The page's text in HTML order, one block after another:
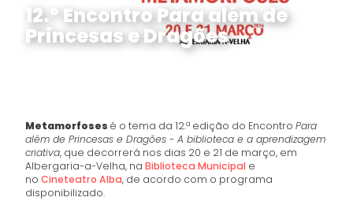
12.º Encontro Para além de
Princesas e Dragões
Metamorfoses é o tema da 12.ª edição do EncontroPara
além de Princesas e Dragões - A biblioteca e a aprendizagem
criativa, que decorrerá nos dias 20 e 21 de março, em
Albergaria-a-Velha, naBiblioteca Municipal e
noCineteatro Alba, de acordo com o programa
disponibilizado.